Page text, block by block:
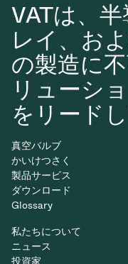
VATは、
レイ、お
の製造に
リューシ
をリード
真空バルブ
かいけつさく
製品サービス
ダウンロード
Glossary
私たちについて
ニュース
投資家